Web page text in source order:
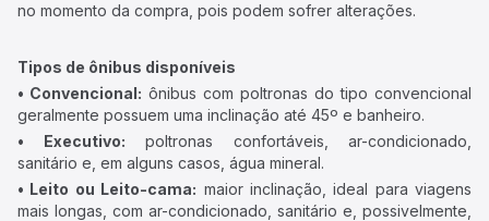
no momento da compra, pois podem sofrer alterações.
Tipos de ônibus disponíveis
• Convencional: ônibus com poltronas do tipo convencional
geralmente possuem uma inclinação até 45º e banheiro.
• Executivo: poltronas confortáveis, ar-condicionado,
sanitário e, em alguns casos, água mineral.
• Leito ou Leito-cama: maior inclinação, ideal para viagens
mais longas, com ar-condicionado, sanitário e, possivelmente,